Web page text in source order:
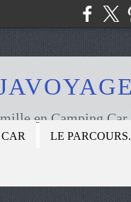
en Camping
LE PARCOURS.